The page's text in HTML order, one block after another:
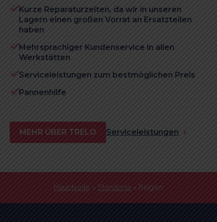
Kurze Reparaturzeiten, da wir in unseren
Lagern einen großen Vorrat an Ersatzteilen
haben
Mehrsprachiger Kundenservice in allen
Werkstätten
Serviceleistungen zum bestmöglichen Preis
Pannenhilfe
MEHR ÜBER TRELO Serviceleistungen
Hauptseite » Standorte » Belgien